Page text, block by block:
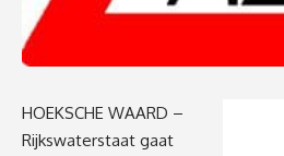
HOEKSCHE WAARD –
Rijkswaterstaat gaat